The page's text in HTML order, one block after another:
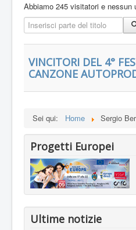
Abbiamo 245 visitatori e nessun
Inserisci parte del titolo
VINCITORI DEL 4°
CANZONE
Sei qui: Home Sergio
Progetti Europei
Ultime notizie